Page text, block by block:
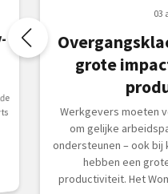
03
grote
Werkgevers moeten
om gelijke
ondersteunen – ook bij
hebben een
productiviteit. Het